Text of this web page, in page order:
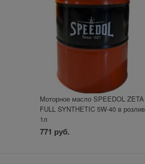
Моторное масло SPEEDOL ZETA
FULL SYNTHETIC 5W-40 в розлив
1л
771 руб.